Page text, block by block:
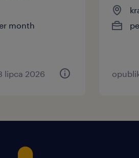
month
lipca 2026